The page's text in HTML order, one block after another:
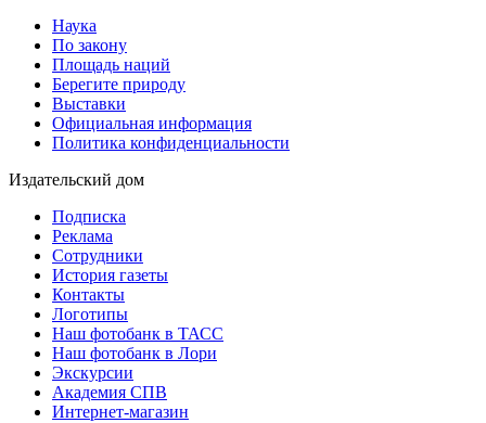
Наука
По закону
Площадь наций
Берегите природу
Выставки
Официальная информация
Политика конфиденциальности
Издательский дом
Подписка
Реклама
Сотрудники
История газеты
Контакты
Логотипы
Наш фотобанк в ТАСС
Наш фотобанк в Лори
Экскурсии
Академия СПВ
Интернет-магазин